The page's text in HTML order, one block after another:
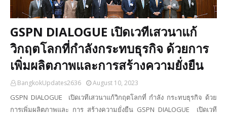
GSPN DIALOGUE เปิดเวทีเสวนาแก้
วิกฤตโลกที่กำลังกระทบธุรกิจ ด้วยการ
เพิ่มผลิตภาพและการสร้างความยั่งยืน
BangkokUpdates2636 August 10, 2023
GSPN DIALOGUE เปิดเวทีเสวนาแก้วิกฤตโลกที่ กำลัง กระทบธุรกิจ ด้วย
การเพิ่มผลิตภาพและ การ สร้างความยั่งยืน GSPN DIALOGUE เปิดเวที